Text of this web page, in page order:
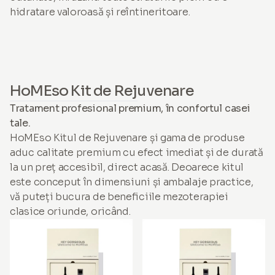
hidratare valoroasă și reîntineritoare.
HoMEso Kit de Rejuvenare
Tratament profesional premium, în confortul casei
tale.
HoMEso Kitul de Rejuvenare și gama de produse
aduc calitate premium cu efect imediat și de durată
la un preț accesibil, direct acasă. Deoarece kitul
este conceput în dimensiuni și ambalaje practice,
vă puteți bucura de beneficiile mezoterapiei
clasice oriunde, oricând.